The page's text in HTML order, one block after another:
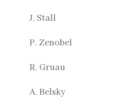
J. Stall
P. Zenobel
R. Gruau
A. Belsky